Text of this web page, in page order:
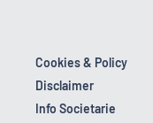
Cookies & Policy
Disclaimer
Info Societarie